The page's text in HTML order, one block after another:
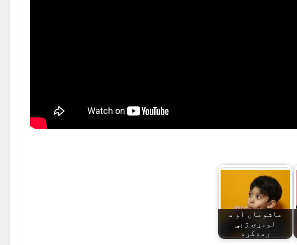
ماشومان او د
لومړۍ ژبې
زده‌کړه